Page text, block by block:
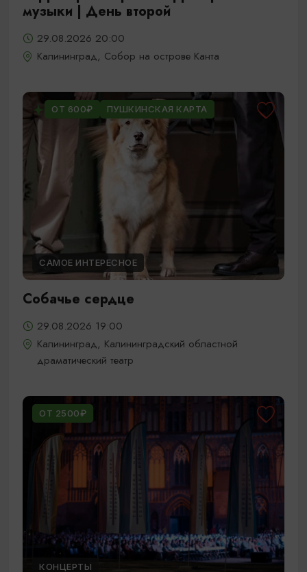
музыки | День второй
29.08.2026 20:00
Калининград, Собор на острове Канта
ОТ 600₽ ПУШКИНСКАЯ КАРТА
САМОЕ ИНТЕРЕСНОЕ
Собачье сердце
29.08.2026 19:00
Калининград, Калининградский областной
драматический театр
ОТ 2500₽
КОНЦЕРТЫ